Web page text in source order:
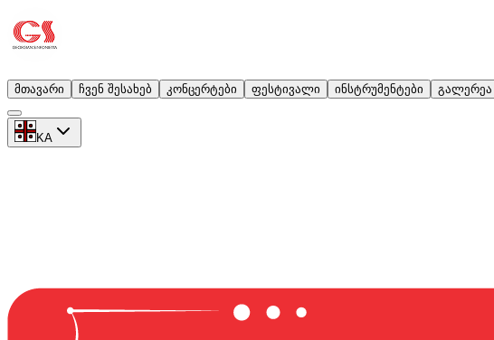
მთავარი ჩვენ შესახებ კონცერტები ფესტივალი ინსტრუმენტები გალერეა
KA